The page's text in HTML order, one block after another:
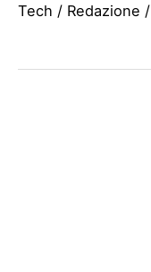
Tech / Redazione /